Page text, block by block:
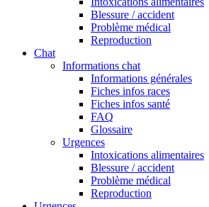
Blessure / accident
Problème médical
Reproduction
Chat
Informations chat
Informations générales
Fiches infos races
Fiches infos santé
FAQ
Glossaire
Urgences
Intoxications alimentaires
Blessure / accident
Problème médical
Reproduction